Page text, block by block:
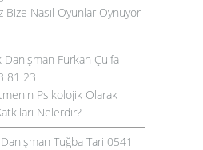
Bize Nasıl Oyunlar Oynuyor
Danışman Furkan Çulfa
81 23
Psikolojik Olarak
Nelerdir?
Tuğba Tari 0541